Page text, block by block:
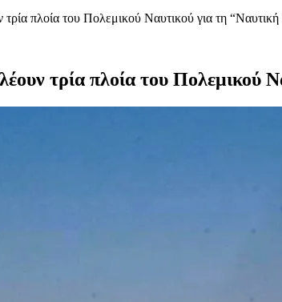
πλοία του Πολεμικού Ναυτικού για τη
τρία πλοία του Πολεμικού